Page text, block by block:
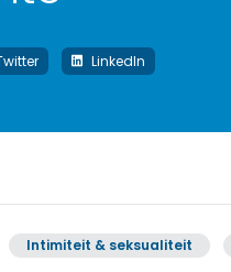
LinkedIn
Intimiteit & seksualiteit